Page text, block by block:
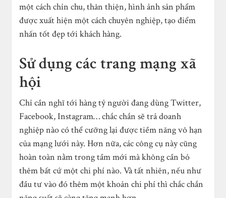
một cách chỉn chu, thân thiện, hình ảnh sản phẩm
được xuất hiện một cách chuyên nghiệp, tạo điểm
nhấn tốt đẹp tới khách hàng.
Sử dụng các trang mạng xã
hội
Chỉ cần nghĩ tới hàng tỷ người đang dùng Twitter,
Facebook, Instagram… chắc chắn sẽ trả doanh
nghiệp nào có thể cưỡng lại được tiềm năng vô hạn
của mạng lưới này. Hơn nữa, các công cụ này cũng
hoàn toàn nằm trong tầm mới mà không cần bỏ
thêm bất cứ một chi phí nào. Và tất nhiên, nếu như
đầu tư vào đó thêm một khoản chi phí thì chắc chắn